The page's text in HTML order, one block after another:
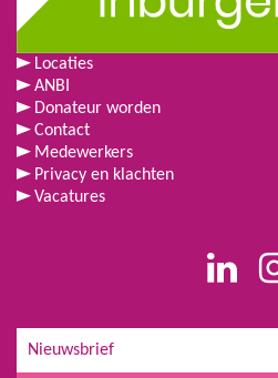
Locaties
ANBI
Donateur worden
Contact
Medewerkers
Privacy en klachten
Vacatures